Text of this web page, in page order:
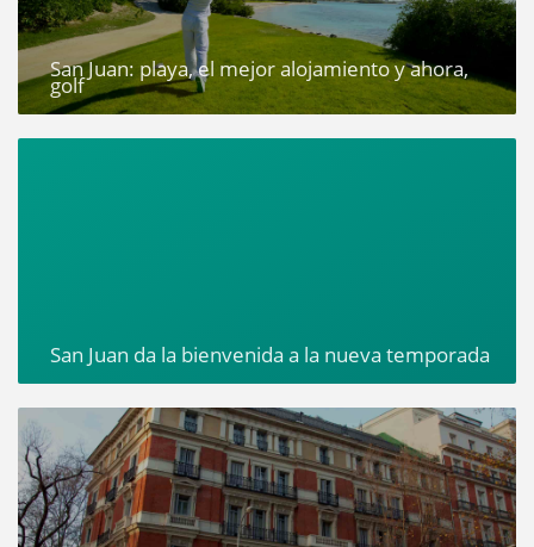
San Juan: playa, el mejor alojamiento y ahora,
golf
San Juan da la bienvenida a la nueva temporada